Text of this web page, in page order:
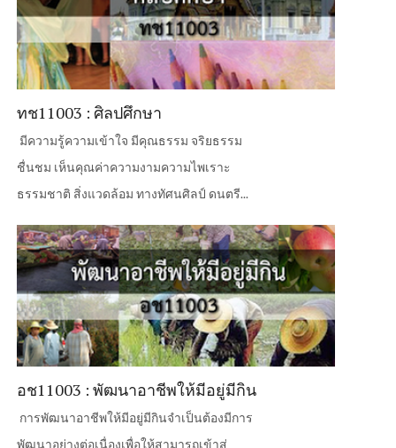
ทช11003 : ศิลปศึกษา
มีความรู้ความเข้าใจ มีคุณธรรม จริยธรรม
ชื่นชม เห็นคุณค่าความงามความไพเราะ
ธรรมชาติ สิ่งแวดล้อม ทางทัศนศิลป์ ดนตรี...
อช11003 : พัฒนาอาชีพให้มีอยู่มีกิน
การพัฒนาอาชีพให้มีอยู่มีกินจำเป็นต้องมีการ
พัฒนาอย่างต่อเนื่องเพื่อให้สามารถเข้าสู่